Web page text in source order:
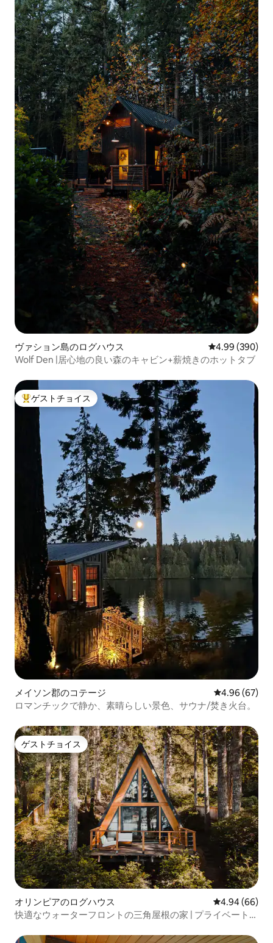
ヴァション島のログハウス レビュー390
4.99 (390)
Wolf Den |居心地の良い森のキャビン+薪焼きのホットタブ
大好評のゲストチョイスです。
ゲストチョイス
メイソン郡のコテージ レビュー67
4.96 (67)
ロマンチックで静か、素晴らしい景色、サウナ/焚き火台。
ゲストチョイス
ゲストチョイス
オリンピアのログハウス レビュー66件
4.94 (66)
快適なウォーターフロントの三角屋根の家 | プライベートビ